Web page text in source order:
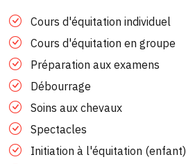
Cours d'équitation individuel
Cours d'équitation en groupe
Préparation aux examens
Débourrage
Soins aux chevaux
Spectacles
Initiation à l'équitation (enfant)